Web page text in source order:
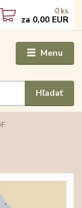
Menu
Hľadať
0 ks
za 0,00 EUR